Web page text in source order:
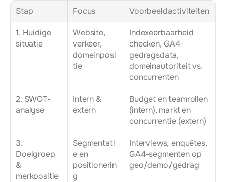
Stap
Focus Voorbeeldactiviteiten
1. Huidige
situatie
Website,
verkeer,
domeinposi
tie
Indexeerbaarheid
checken, GA4-
gedragsdata,
domeinautoriteit vs.
concurrenten
2. SWOT-
analyse
Intern &
extern
Budget en teamrollen
(intern), markt en
concurrentie (extern)
3.
Doelgroep
&
merkpositie
Segmentati
e en
positionerin
g
Interviews, enquêtes,
GA4-segmenten op
geo/demo/gedrag